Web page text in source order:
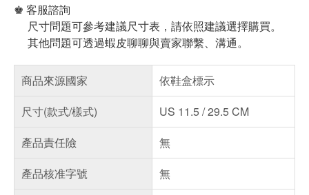
♚ 客服諮詢
尺寸問題可參考建議尺寸表，請依照建議選擇購買。
其他問題可透過蝦皮聊聊與賣家聯繫、溝通。
商品來源國家
依鞋盒標示
尺寸(款式/樣式)
US 11.5 / 29.5 CM
產品責任險
無
產品核准字號
無